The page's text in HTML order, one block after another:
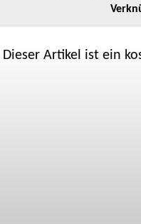
Dieser Artikel ist ein